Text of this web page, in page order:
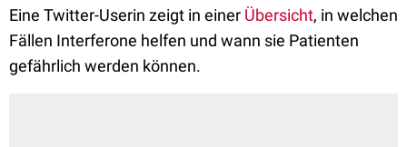
Eine Twitter-Userin zeigt in einer Übersicht, in welchen
Fällen Interferone helfen und wann sie Patienten
gefährlich werden können.